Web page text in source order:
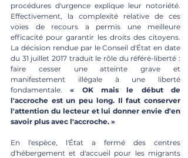
procédures d'urgence explique leur notoriété.
Effectivement, la complexité relative de ces
voies de recours a permis une meilleure
efficacité pour garantir les droits des citoyens.
La décision rendue par le Conseil d'État en date
du 31 juillet 2017 traduit le rôle du référé-liberté :
faire cesser une atteinte grave et
manifestement illégale à une liberté
fondamentale. « OK mais le début de
l'accroche est un peu long. Il faut conserver
l'attention du lecteur et lui donner envie d'en
savoir plus avec l'accroche. »
En l'espèce, l'État a fermé des centres
d'hébergement et d'accueil pour les migrants